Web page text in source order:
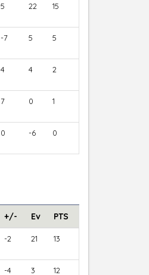
5 22 15
-7 5 5
4 4 2
7 0 1
0 -6 0
+/- Ev PTS
-2 21 13
-4 3 12